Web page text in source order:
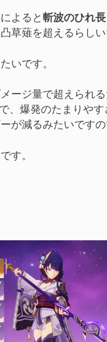
よると 斬波のひれ長
草薙を超えるらしい
いです。
ージ量で超えられ
、爆発のたまりや
が減るみたいです
す。